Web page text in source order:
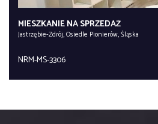
MIESZKANIE NA SPRZEDAŻ
Jastrzębie-Zdrój, Osiedle Pionierów, Śląska
NRM-MS-3306